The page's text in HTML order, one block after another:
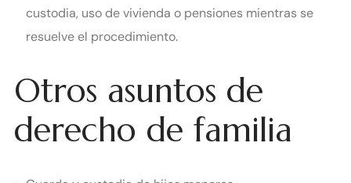
custodia, uso de vivienda o pensiones mientras se
resuelve el procedimiento.
Otros asuntos de
derecho de familia